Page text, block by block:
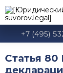
+7 (495)
Статья 80